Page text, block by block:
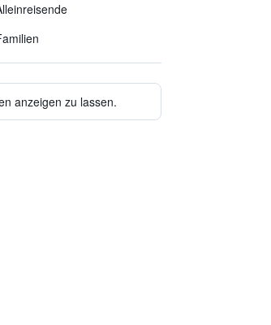
anzeigen zu lassen.